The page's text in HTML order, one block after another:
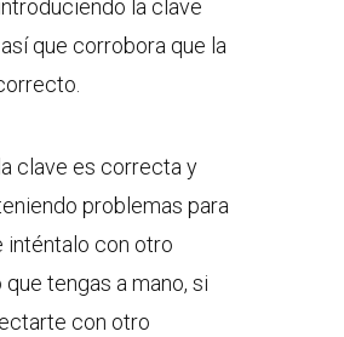
la clave
que corrobora que la
clave es correcta y
problemas para
inténtalo con otro
tengas a mano, si
con otro